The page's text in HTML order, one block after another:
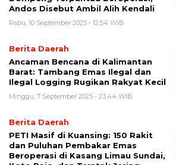
Andos Disebut Ambil Alih Kendali
Rabu, 10 September 2025 - 12:54 WIB
Berita Daerah
Ancaman Bencana di Kalimantan
Barat: Tambang Emas Ilegal dan
Ilegal Logging Rugikan Rakyat Kecil
Minggu, 7 September 2025 - 23:44 WIB
Berita Daerah
PETI Masif di Kuansing: 150 Rakit
dan Puluhan Pembakar Emas
Beroperasi di Kasang Limau Sundai,